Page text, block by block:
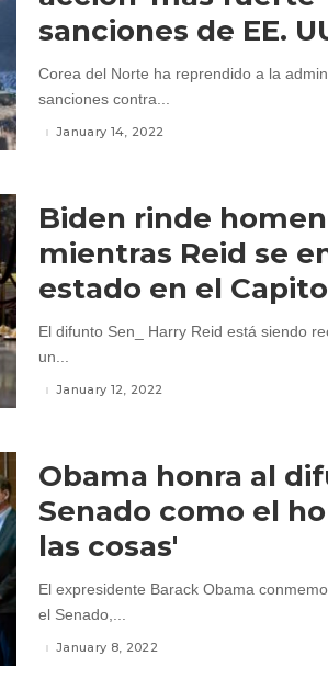
sanciones de EE.
Corea del Norte ha reprendido a la
sanciones contra...
January 14, 2022
Biden rinde
mientras Reid se
estado en el
El difunto Sen_ Harry Reid está siendo
un...
January 12, 2022
Obama honra al
Senado como el
las cosas'
El expresidente Barack Obama
el Senado,...
January 8, 2022